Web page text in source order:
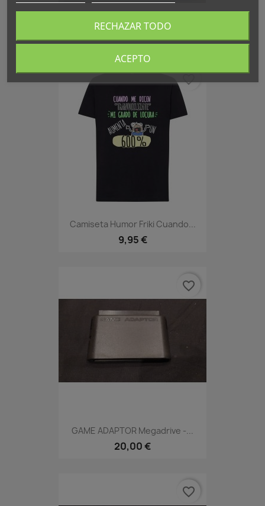
50,00 €
Camiseta Humor Friki Cuando...
9,95 €
favorite_border
GAME ADAPTOR Megadrive -...
20,00 €
favorite_border
favorite_border
RECHAZAR TODO
ACEPTO